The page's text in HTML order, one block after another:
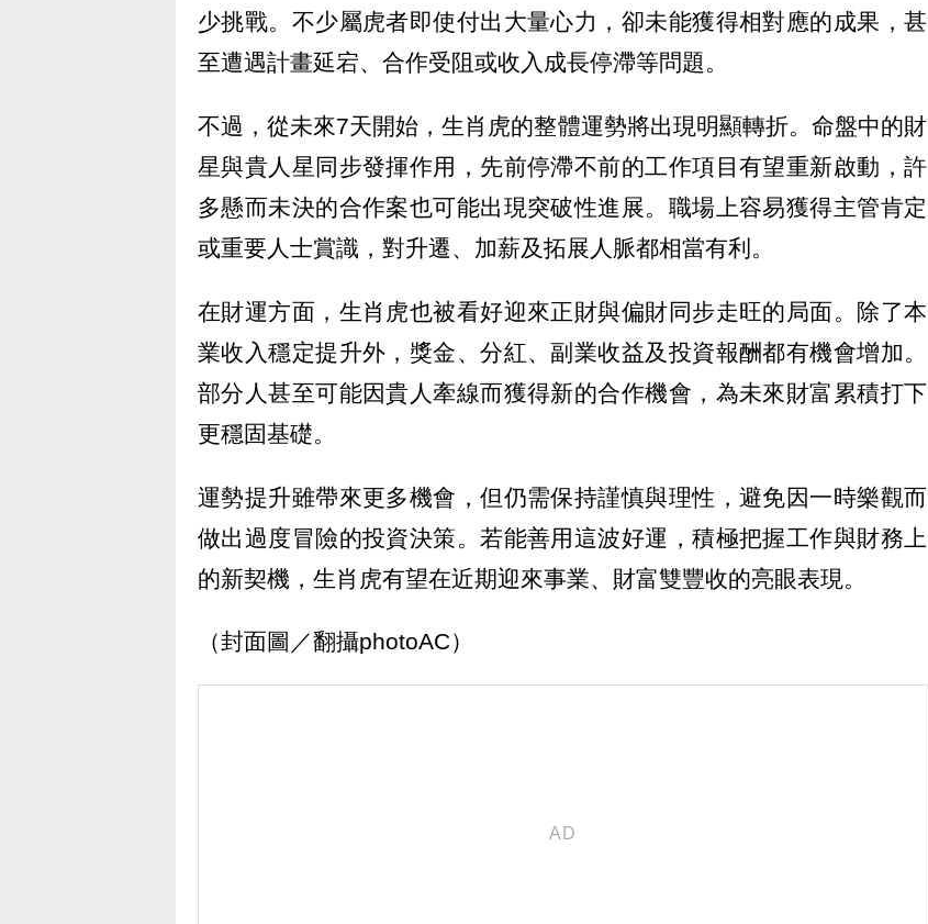
少挑戰。不少屬虎者即使付出大量心力，卻未能獲得相對應的成果，甚
至遭遇計畫延宕、合作受阻或收入成長停滯等問題。
不過，從未來7天開始，生肖虎的整體運勢將出現明顯轉折。命盤中的財
星與貴人星同步發揮作用，先前停滯不前的工作項目有望重新啟動，許
多懸而未決的合作案也可能出現突破性進展。職場上容易獲得主管肯定
或重要人士賞識，對升遷、加薪及拓展人脈都相當有利。
在財運方面，生肖虎也被看好迎來正財與偏財同步走旺的局面。除了本
業收入穩定提升外，獎金、分紅、副業收益及投資報酬都有機會增加。
部分人甚至可能因貴人牽線而獲得新的合作機會，為未來財富累積打下
更穩固基礎。
運勢提升雖帶來更多機會，但仍需保持謹慎與理性，避免因一時樂觀而
做出過度冒險的投資決策。若能善用這波好運，積極把握工作與財務上
的新契機，生肖虎有望在近期迎來事業、財富雙豐收的亮眼表現。
（封面圖／翻攝photoAC）